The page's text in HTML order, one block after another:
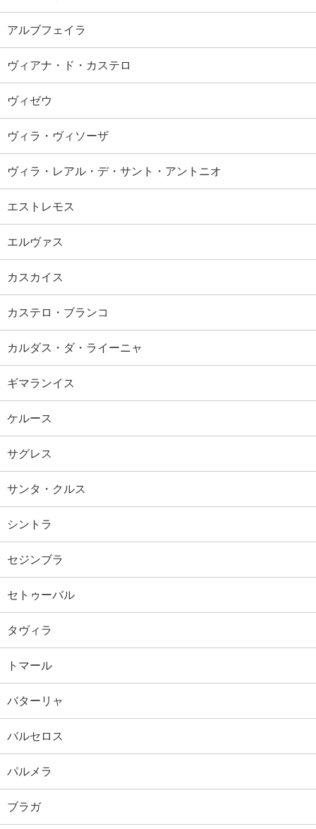
アルブフェイラ
ヴィアナ・ド・カステロ
ヴィゼウ
ヴィラ・ヴィソーザ
ヴィラ・レアル・デ・サント・アントニオ
エストレモス
エルヴァス
カスカイス
カステロ・ブランコ
カルダス・ダ・ライーニャ
ギマランイス
ケルース
サグレス
サンタ・クルス
シントラ
セジンブラ
セトゥーバル
タヴィラ
トマール
バターリャ
バルセロス
パルメラ
ブラガ